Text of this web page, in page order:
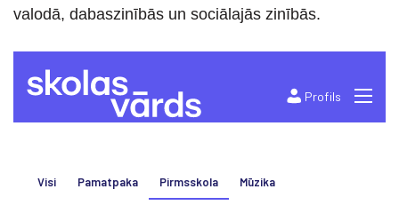
valodā, dabaszinībās un sociālajās zinībās.